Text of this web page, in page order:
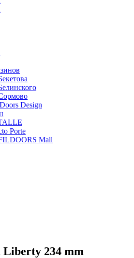
Design
Portе
Mall
Liberty 234 mm